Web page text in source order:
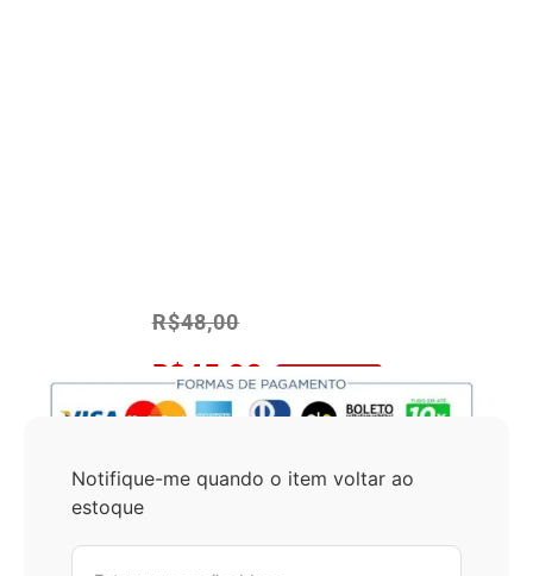
R$48,00
R$45,60 No Pix 5% OFF
Notifique-me quando o item voltar ao
estoque